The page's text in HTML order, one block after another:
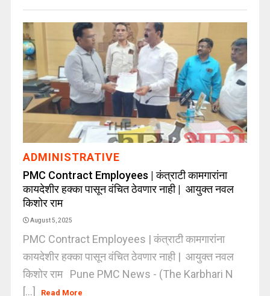
ADMINISTRATIVE
PMC Contract Employees | कंत्राटी कामगारांना
कायदेशीर हक्का पासून वंचित ठेवणार नाही | आयुक्त नवल
किशोर राम
August 5, 2025
PMC Contract Employees | कंत्राटी कामगारांना
कायदेशीर हक्का पासून वंचित ठेवणार नाही | आयुक्त नवल
किशोर राम Pune PMC News - (The Karbhari N
[...]
Read More